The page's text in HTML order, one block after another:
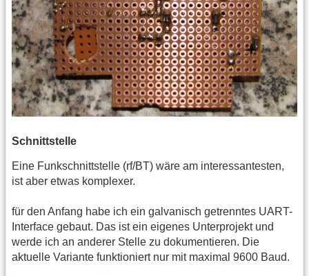
Schnittstelle
Eine Funkschnittstelle (rf/BT) wäre am interessantesten,
ist aber etwas komplexer.
für den Anfang habe ich ein galvanisch getrenntes UART-
Interface gebaut. Das ist ein eigenes Unterprojekt und
werde ich an anderer Stelle zu dokumentieren. Die
aktuelle Variante funktioniert nur mit maximal 9600 Baud.